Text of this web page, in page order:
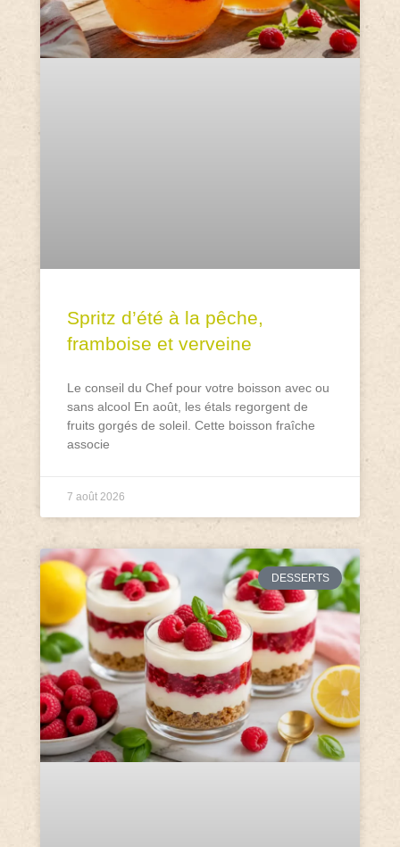
Spritz d’été à la pêche,
framboise et verveine
Le conseil du Chef pour votre boisson avec ou
sans alcool En août, les étals regorgent de
fruits gorgés de soleil. Cette boisson fraîche
associe
7 août 2026
DESSERTS